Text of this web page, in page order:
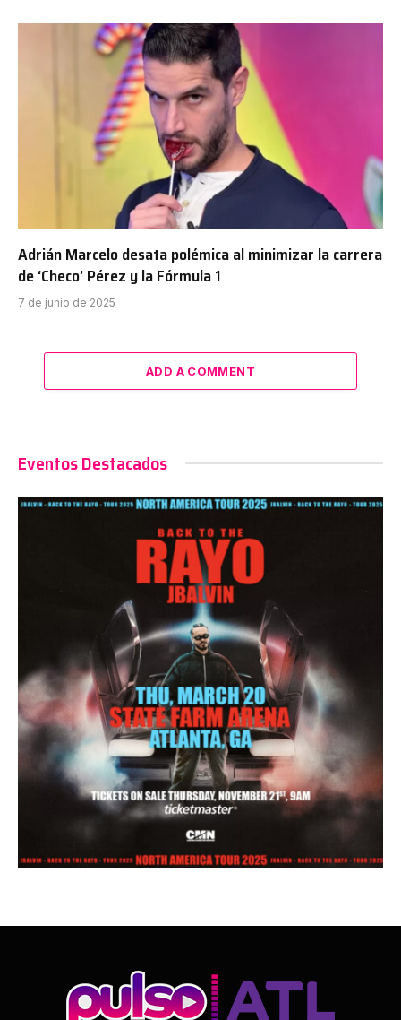
Adrián Marcelo desata polémica al minimizar la carrera
de ‘Checo’ Pérez y la Fórmula 1
7 de junio de 2025
ADD A COMMENT
Eventos Destacados